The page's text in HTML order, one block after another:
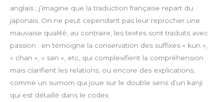
e
anglais ; j’imagine que la traduction française repart du
japonais. On ne peut cependant pas leur reprocher une
mauvaise qualité, au contraire, les textes sont traduits avec
passion : en témoigne la conservation des suffixes « kun »,
« chan », « san », etc, qui complexifient la compréhension
mais clarifient les relations, ou encore des explications,
comme un surnom qui joue sur le double sens d’un kanji
qui est détaillé dans le codex.